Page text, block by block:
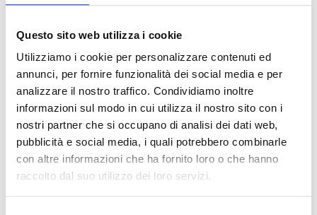
Questo sito web utilizza i cookie
Utilizziamo i cookie per personalizzare contenuti ed
annunci, per fornire funzionalità dei social media e per
analizzare il nostro traffico. Condividiamo inoltre
informazioni sul modo in cui utilizza il nostro sito con i
nostri partner che si occupano di analisi dei dati web,
pubblicità e social media, i quali potrebbero combinarle
con altre informazioni che ha fornito loro o che hanno
raccolto dal suo utilizzo dei loro servizi.
ART:0021401 QUANTITÀ MINIMA:1PZ
Punto Fisso Tipo A cG 139.7mm